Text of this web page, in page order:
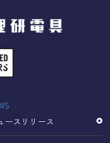
供、またユーザビリ
クスを使用し、当サ
解析を行っておりま
がお客様のIPア
りますが、
特定できるものでは
シーポリシーにおい
述の方法・目的にお
処理に関し、お客様
ースリリース